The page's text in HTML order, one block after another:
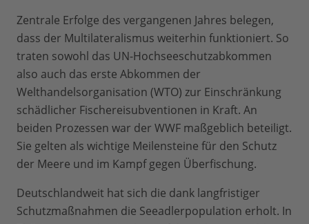
Zentrale Erfolge des vergangenen Jahres belegen,
dass der Multilateralismus weiterhin funktioniert. So
traten sowohl das UN-Hochseeschutzabkommen
also auch das erste Abkommen der
Welthandelsorganisation (WTO) zur Einschränkung
schädlicher Fischereisubventionen in Kraft. An
beiden Prozessen war der WWF maßgeblich beteiligt.
Sie gelten als wichtige Meilensteine für den Schutz
der Meere und im Kampf gegen Überfischung.
Deutschlandweit hat sich die dank langfristiger
Schutzmaßnahmen die Seeadlerpopulation erholt. In